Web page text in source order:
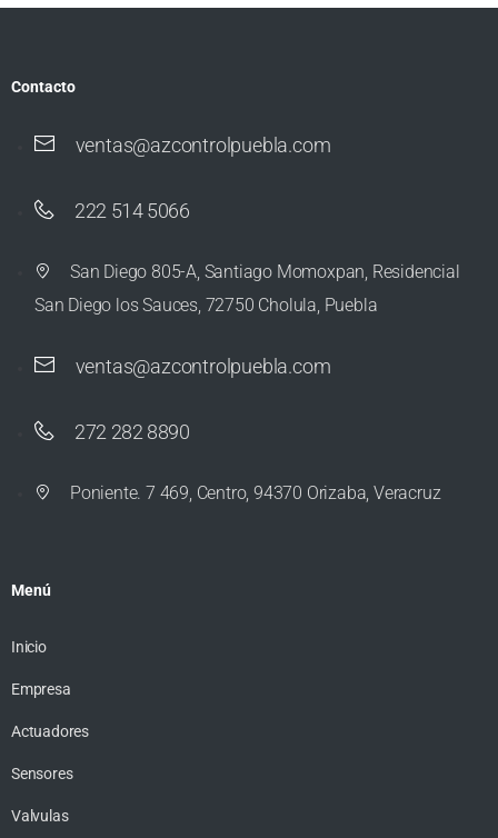
Contacto
ventas@azcontrolpuebla.com
222 514 5066
San Diego 805-A, Santiago Momoxpan, Residencial
San Diego los Sauces, 72750 Cholula, Puebla
ventas@azcontrolpuebla.com
272 282 8890
Poniente. 7 469, Centro, 94370 Orizaba, Veracruz
Menú
Inicio
Empresa
Actuadores
Sensores
Valvulas